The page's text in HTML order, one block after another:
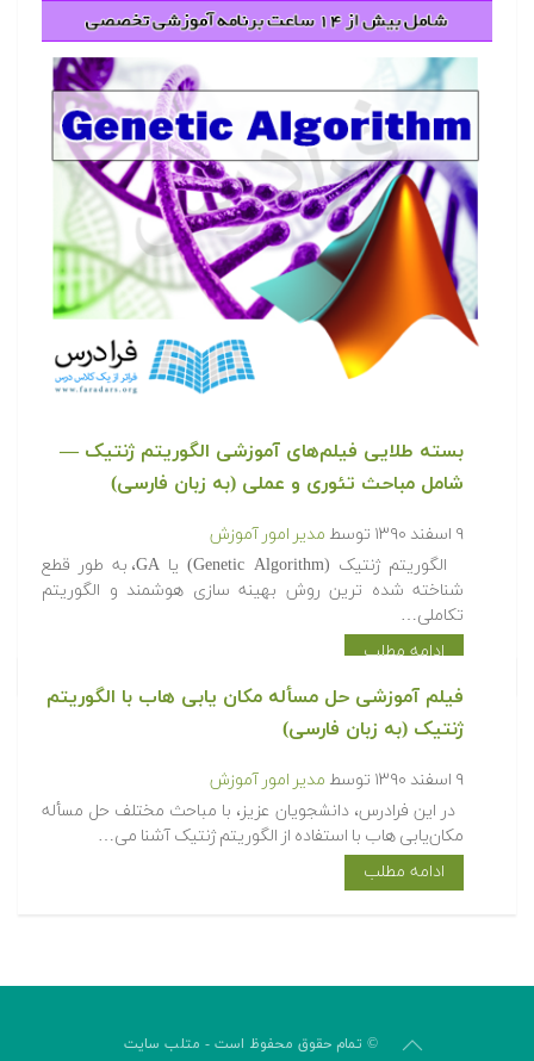
بسته طلایی فیلم‌های آموزشی الگوریتم ژنتیک —
شامل مباحث تئوری و عملی (به زبان فارسی)
۹ اسفند ۱۳۹۰ توسط مدیر امور آموزش
الگوریتم ژنتیک (Genetic Algorithm) یا GA، به طور قطع
شناخته شده ترین روش بهینه سازی هوشمند و الگوریتم
تکاملی…
ادامه مطلب
فیلم آموزشی حل مسأله مکان یابی هاب با الگوریتم
ژنتیک (به زبان فارسی)
۹ اسفند ۱۳۹۰ توسط مدیر امور آموزش
در این فرادرس، دانشجویان عزیز، با مباحث مختلف حل مسأله
مکان‌یابی هاب با استفاده از الگوریتم ژنتیک آشنا می…
ادامه مطلب
© تمام حقوق محفوظ است - متلب سایت